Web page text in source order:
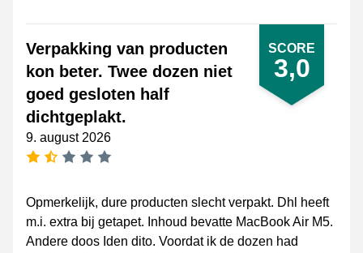
SCORE
3,0
Verpakking van producten
kon beter. Twee dozen niet
goed gesloten half
dichtgeplakt.
9. august 2026
Opmerkelijk, dure producten slecht verpakt. Dhl heeft
m.i. extra bij getapet. Inhoud bevatte MacBook Air M5.
Andere doos Iden dito. Voordat ik de dozen had